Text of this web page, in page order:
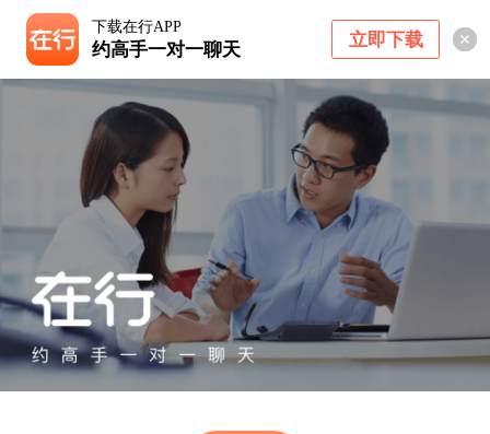
下载在行APP
约高手一对一聊天 立即下载